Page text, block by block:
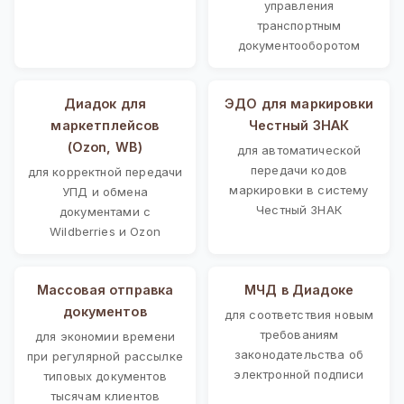
управления
транспортным
документооборотом
Диадок для
маркетплейсов
(Ozon, WB)
для корректной передачи
УПД и обмена
документами с
Wildberries и Ozon
ЭДО для маркировки
Честный ЗНАК
для автоматической
передачи кодов
маркировки в систему
Честный ЗНАК
Массовая отправка
документов
для экономии времени
при регулярной рассылке
типовых документов
тысячам клиентов
МЧД в Диадоке
для соответствия новым
требованиям
законодательства об
электронной подписи